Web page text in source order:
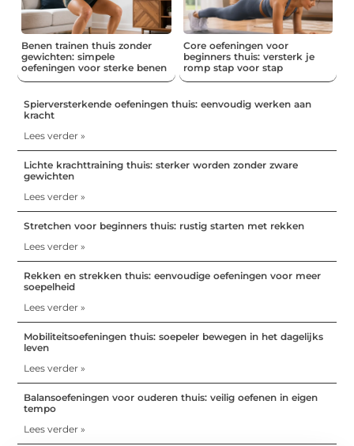
Benen trainen thuis zonder
gewichten: simpele
oefeningen voor sterke benen
Core oefeningen voor
beginners thuis: versterk je
romp stap voor stap
Spierversterkende oefeningen thuis: eenvoudig werken aan
kracht
Lees verder »
Lichte krachttraining thuis: sterker worden zonder zware
gewichten
Lees verder »
Stretchen voor beginners thuis: rustig starten met rekken
Lees verder »
Rekken en strekken thuis: eenvoudige oefeningen voor meer
soepelheid
Lees verder »
Mobiliteitsoefeningen thuis: soepeler bewegen in het dagelijks
leven
Lees verder »
Balansoefeningen voor ouderen thuis: veilig oefenen in eigen
tempo
Lees verder »